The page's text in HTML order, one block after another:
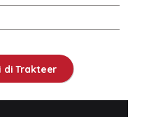
di Trakteer